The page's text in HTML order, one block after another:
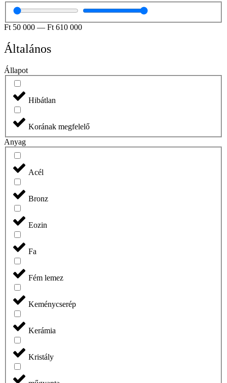
Ft 50 000 — Ft 610 000
Általános
Állapot
Hibátlan
Korának megfelelő
Anyag
Acél
Bronz
Eozin
Fa
Fém lemez
Keménycserép
Kerámia
Kristály